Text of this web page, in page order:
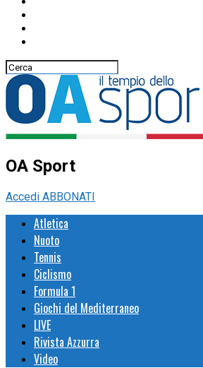
OA Sport
Accedi ABBONATI
Atletica
Nuoto
Tennis
Ciclismo
Formula 1
Giochi del Mediterraneo
LIVE
Rivista Azzurra
Video